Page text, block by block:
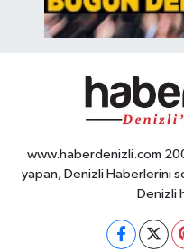
www.haberdenizli.com
yapan, Denizli Haberlerini
Denizli